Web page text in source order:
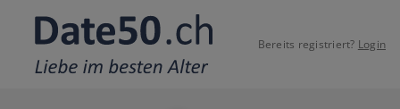
Bereits registriert? Login